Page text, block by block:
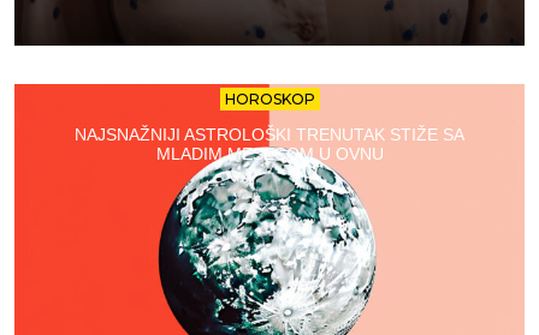
HOROSKOP
NAJSNAŽNIJI ASTROLOŠKI TRENUTAK STIŽE SA
MLADIM MESECOM U OVNU